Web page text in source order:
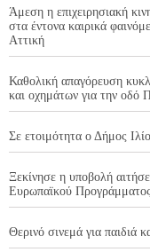
Άμεση η επιχειρησιακή
στα έντονα καιρικά
Αττική
Καθολική απαγόρευση
και οχημάτων για την οδό
Σε ετοιμότητα ο Δήμος
Ξεκίνησε η υποβολή
Ευρωπαϊκού
Θερινό σινεμά για παιδιά